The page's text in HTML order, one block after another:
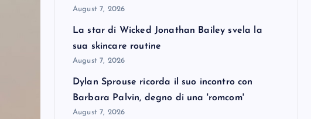
August 7, 2026
La star di Wicked Jonathan Bailey svela la
sua skincare routine
August 7, 2026
Dylan Sprouse ricorda il suo incontro con
Barbara Palvin, degno di una 'romcom'
August 7, 2026